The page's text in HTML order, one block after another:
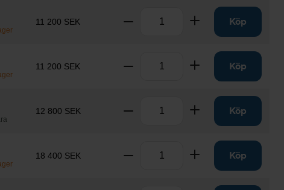
11 200 SEK Ta bort Lägg tillKöp
11 200 SEK Ta bort Lägg tillKöp
12 800 SEK Ta bort Lägg tillKöp
18 400 SEK Ta bort Lägg tillKöp